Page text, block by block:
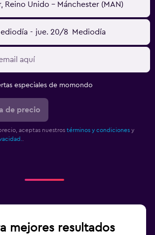
Reino Unido - Mánchester (MAN)
- jue. 20/8 Mediodía
especiales de momondo
de precio
aceptas nuestros términos y condiciones y
.
mejores resultados